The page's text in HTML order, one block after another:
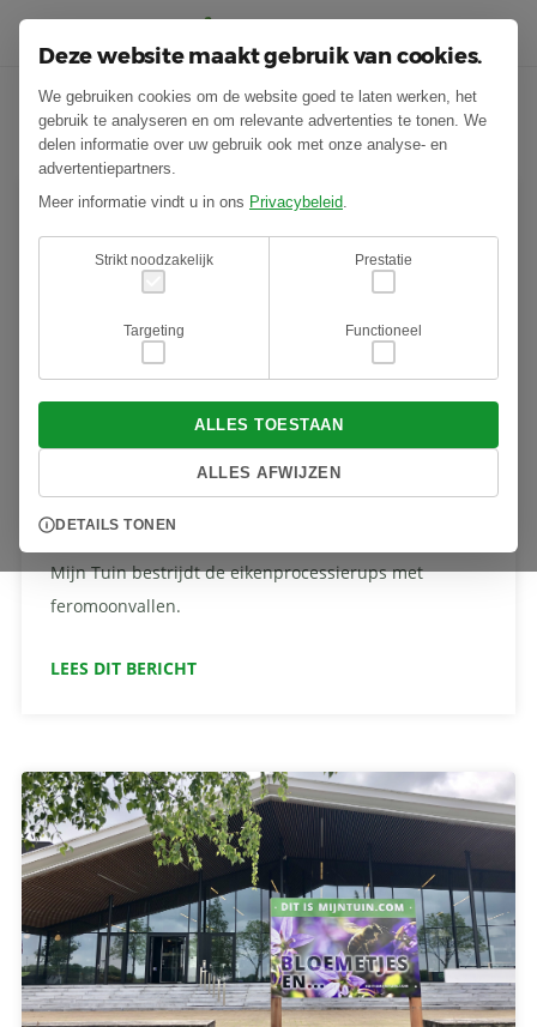
Laatste nieuws
Bestrijding Eikenprocessierups
Mijn Tuin bestrijdt de eikenprocessierups met
feromoonvallen.
LEES DIT BERICHT
Deze website maakt gebruik van cookies.
We gebruiken cookies om de website goed te laten werken, het
gebruik te analyseren en om relevante advertenties te tonen. We
delen informatie over uw gebruik ook met onze analyse- en
advertentiepartners.
Meer informatie vindt u in ons Privacybeleid.
Strikt noodzakelijk Prestatie
Targeting Functioneel
ALLES TOESTAAN
ALLES AFWIJZEN
DETAILS TONEN